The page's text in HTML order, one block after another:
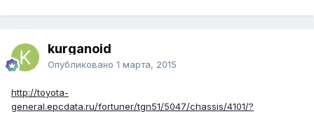
kurganoid
Опубликовано 1 марта, 2015
http://toyota-
general.epcdata.ru/fortuner/tgn51/5047/chassis/4101/?